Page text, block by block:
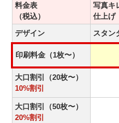
料金表
（税込）
写真キ
仕上げ
デザイン
スタン
印刷料金（1枚〜）
大口割引（20枚〜）
10%割引
大口割引（50枚〜）
20%割引